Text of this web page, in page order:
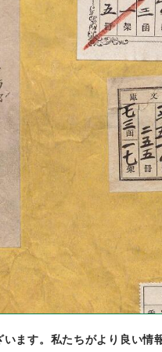
ます。 私たちがより良い情